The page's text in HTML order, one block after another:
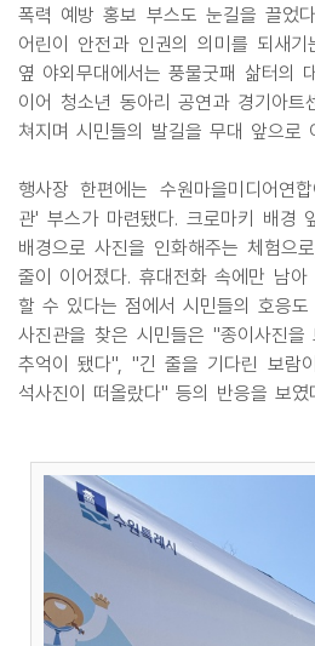
폭력 예방 홍보 부스도 눈길을 끌었
어린이 안전과 인권의 의미를 되새
옆 야외무대에서는 풍물굿패 삶터의
이어 청소년 동아리 공연과 경기아
쳐지며 시민들의 발길을 무대 앞으로
행사장 한편에는 수원마을미디어연
관' 부스가 마련됐다. 크로마키 배경
배경으로 사진을 인화해주는 체험으
줄이 이어졌다. 휴대전화 속에만 남
할 수 있다는 점에서 시민들의 호응도
사진관을 찾은 시민들은 "종이사진
추억이 됐다", "긴 줄을 기다린 보람
석사진이 떠올랐다" 등의 반응을 보였